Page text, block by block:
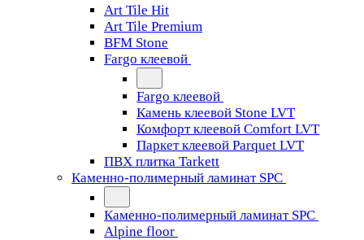
Art Tile Hit
Art Tile Premium
BFM Stone
Fargo клеевой
Fargo клеевой
Камень клеевой Stone LVT
Комфорт клеевой Comfort LVT
Паркет клеевой Parquet LVT
ПВХ плитка Tarkett
Каменно-полимерный ламинат SPC
Каменно-полимерный ламинат SPC
Alpine floor